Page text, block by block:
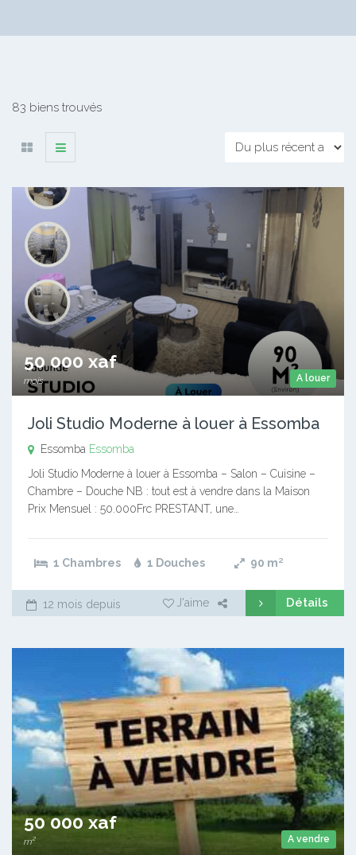
83 biens trouvés
A louer
50 000 xaf
mois
Joli Studio Moderne à louer à Essomba
Essomba Essomba
Joli Studio Moderne à louer à Essomba – Salon – Cuisine –
Chambre – Douche NB : tout est à vendre dans la Maison
Prix Mensuel : 50.000Frc PRESTANT, une…
1 Chambres 1 Douches 90 m²
12 mois depuis J'aime Détails
A vendre
50 000 xaf
m²